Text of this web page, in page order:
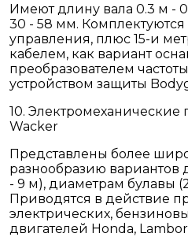
Имеют длину вала 0.3 м -
30 - 58 мм.
управления, плюс 15-и
кабелем, как вариант
преобразователем
устройством защиты
10.
Wacker
Представлены более
разнообразию вариантов
- 9 м), диаметрам булавы
Приводятся в действие
электрических,
двигателей Honda,